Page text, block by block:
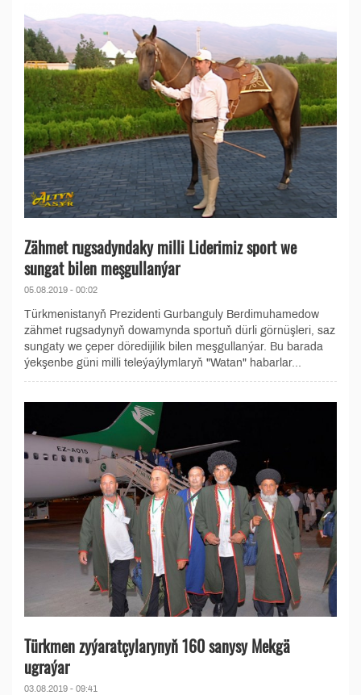
Zähmet rugsadyndaky milli Liderimiz sport we
sungat bilen meşgullanýar
05.08.2019 - 00:02
Türkmenistanyň Prezidenti Gurbanguly Berdimuhamedow
zähmet rugsadynyň dowamynda sportuň dürli görnüşleri, saz
sungaty we çeper döredijilik bilen meşgullanýar. Bu barada
ýekşenbe güni milli teleýaýlymlaryň "Watan" habarlar...
Türkmen zyýaratçylarynyň 160 sanysy Mekgä
ugraýar
03.08.2019 - 09:41